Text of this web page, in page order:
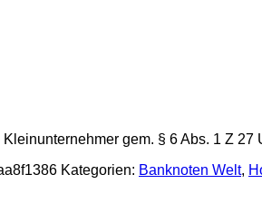
gem. § 6 Abs. 1 Z 27
Kategorien: Banknoten Welt,